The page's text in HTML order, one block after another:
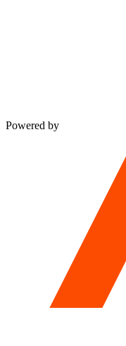
Powered by